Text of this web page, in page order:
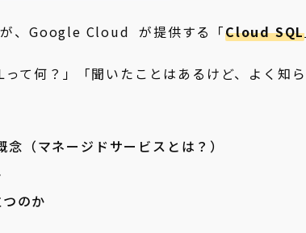
が、Google Cloud が提供する「Cloud SQL
て何？」「聞いたことはあるけど、よく知
（マネージドサービスとは？）
のか